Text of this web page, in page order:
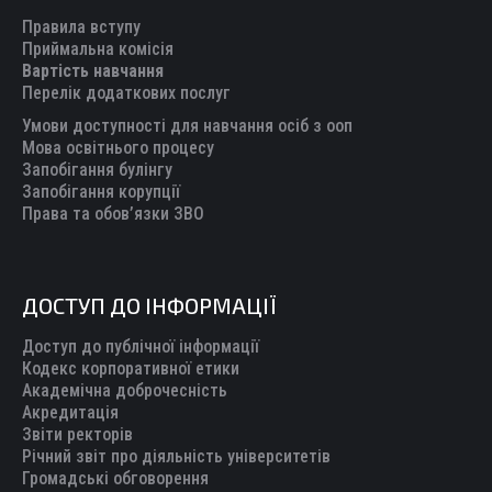
in
new
window
in
new
window
in
new
window
in
new
window
new
Правила вступу
Приймальна комісія
Вартість навчання
Перелік додаткових послуг
Умови доступності для навчання осіб з ооп
Мова освітнього процесу
Запобігання булінгу
Запобігання корупції
Права та обов’язки ЗВО
ДОСТУП ДО ІНФОРМАЦІЇ
Доступ до публічної інформації
Кодекс корпоративної етики
Академічна доброчесність
Акредитація
Звіти ректорів
Річний звіт про діяльність університетів
Громадські обговорення